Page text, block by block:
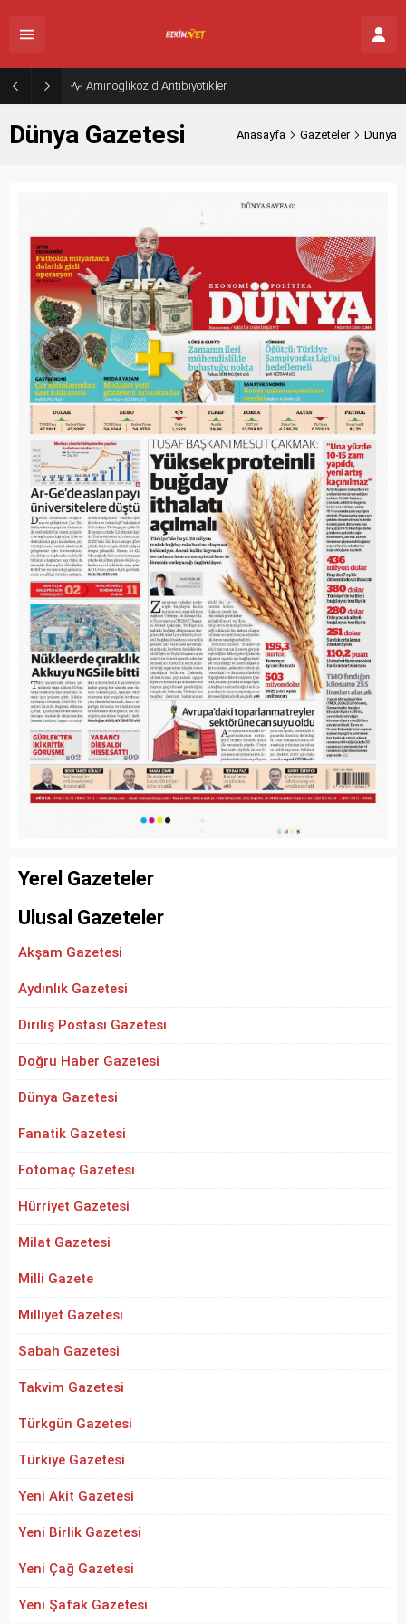
Aminoglikozid Antibiyotikler
Dünya Gazetesi Anasayfa Gazeteler Dünya
Yerel Gazeteler
Ulusal Gazeteler
Akşam Gazetesi
Aydınlık Gazetesi
Diriliş Postası Gazetesi
Doğru Haber Gazetesi
Dünya Gazetesi
Fanatik Gazetesi
Fotomaç Gazetesi
Hürriyet Gazetesi
Milat Gazetesi
Milli Gazete
Milliyet Gazetesi
Sabah Gazetesi
Takvim Gazetesi
Türkgün Gazetesi
Türkiye Gazetesi
Yeni Akit Gazetesi
Yeni Birlik Gazetesi
Yeni Çağ Gazetesi
Yeni Şafak Gazetesi